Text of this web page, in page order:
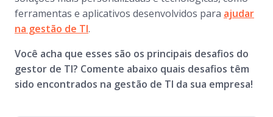
ferramentas e aplicativos desenvolvidos para ajudar
na gestão de TI.
Você acha que esses são os principais desafios do
gestor de TI? Comente abaixo quais desafios têm
sido encontrados na gestão de TI da sua empresa!